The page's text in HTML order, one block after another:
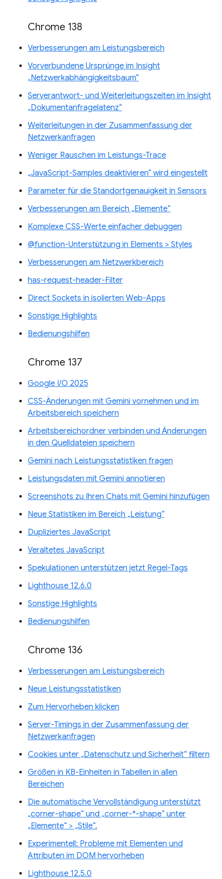
Chrome 138
Verbesserungen am Leistungsbereich
Vorverbundene Ursprünge im Insight
„Netzwerkabhängigkeitsbaum“
Serverantwort- und Weiterleitungszeiten im Insight
„Dokumentanfragelatenz“
Weiterleitungen in der Zusammenfassung der
Netzwerkanfragen
Weniger Rauschen im Leistungs-Trace
„JavaScript-Samples deaktivieren“ wird eingestellt
Parameter für die Standortgenauigkeit in Sensors
Verbesserungen am Bereich „Elemente“
Komplexe CSS-Werte einfacher debuggen
@function-Unterstützung in Elements > Styles
Verbesserungen am Netzwerkbereich
has-request-header-Filter
Direct Sockets in isolierten Web-Apps
Sonstige Highlights
Bedienungshilfen
Chrome 137
Google I/O 2025
CSS-Änderungen mit Gemini vornehmen und im
Arbeitsbereich speichern
Arbeitsbereichordner verbinden und Änderungen
in den Quelldateien speichern
Gemini nach Leistungsstatistiken fragen
Leistungsdaten mit Gemini annotieren
Screenshots zu Ihren Chats mit Gemini hinzufügen
Neue Statistiken im Bereich „Leistung“
Dupliziertes JavaScript
Veraltetes JavaScript
Spekulationen unterstützen jetzt Regel-Tags
Lighthouse 12.6.0
Sonstige Highlights
Bedienungshilfen
Chrome 136
Verbesserungen am Leistungsbereich
Neue Leistungsstatistiken
Zum Hervorheben klicken
Server-Timings in der Zusammenfassung der
Netzwerkanfragen
Cookies unter „Datenschutz und Sicherheit“ filtern
Größen in KB-Einheiten in Tabellen in allen
Bereichen
Die automatische Vervollständigung unterstützt
„corner-shape“ und „corner-*-shape“ unter
„Elemente“ > „Stile“.
Experimentell: Probleme mit Elementen und
Attributen im DOM hervorheben
Lighthouse 12.5.0